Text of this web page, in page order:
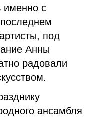
именно с
под
Анны
радовали
ансамбля